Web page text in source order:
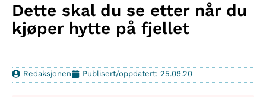
Dette skal du se etter når du
kjøper hytte på fjellet
Redaksjonen Publisert/oppdatert: 25.09.20